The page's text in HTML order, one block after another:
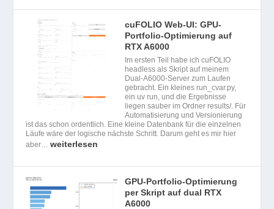
cuFOLIO Web-UI: GPU-
Portfolio-Optimierung auf
RTX A6000
Im ersten Teil habe ich cuFOLIO
headless als Skript auf meinem
Dual-A6000-Server zum Laufen
gebracht. Ein kleines run_cvar.py,
ein uv run, und die Ergebnisse
liegen sauber im Ordner results/. Für
Automatisierung und Versionierung
ist das schon ordentlich. Eine kleine Datenbank für die einzelnen
Läufe wäre der logische nächste Schritt. Darum geht es mir hier
aber…weiterlesen
GPU-Portfolio-Optimierung
per Skript auf dual RTX
A6000